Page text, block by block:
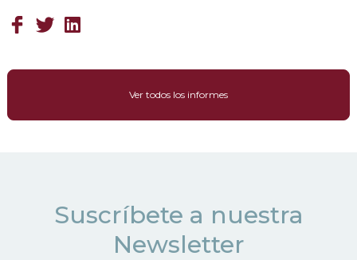
Ver todos los informes
Suscríbete a nuestra
Newsletter